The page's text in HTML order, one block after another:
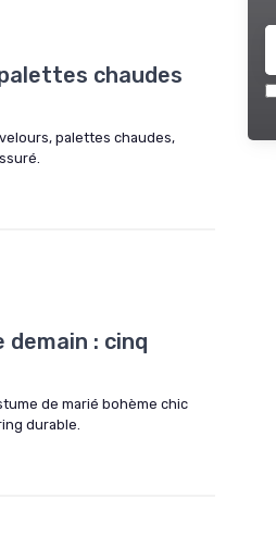
chaudes
palettes chaudes,
demain : cinq
de marié bohème chic
durable.